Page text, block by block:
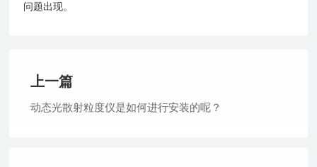
问题出现。
上一篇
动态光散射粒度仪是如何进行安装的呢？